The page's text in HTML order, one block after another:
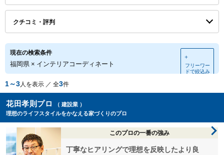
クチコミ・評判
現在の検索条件
福岡県 × インテリアコーディネート
＋
フリーワー
ドで絞込み
1～3人を表示 ／ 全3件
花田孝則プロ
（ 建設業 ）
理想のライフスタイルをかなえる家づくりのプロ
このプロの一番の強み
丁寧なヒアリングで理想を反映したより良